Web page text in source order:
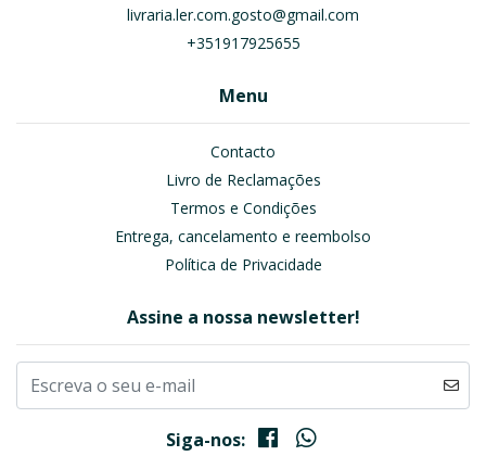
livraria.ler.com.gosto@gmail.com
+351917925655
Menu
Contacto
Livro de Reclamações
Termos e Condições
Entrega, cancelamento e reembolso
Política de Privacidade
Assine a nossa newsletter!
Siga-nos: